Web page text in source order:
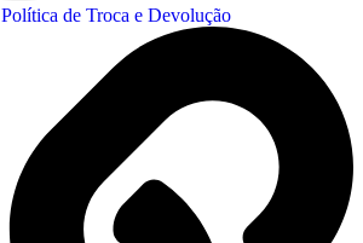
Política de Troca e Devolução